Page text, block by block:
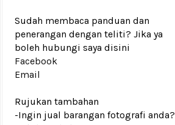
Sudah membaca panduan dan
penerangan dengan teliti? Jika ya
boleh hubungi saya disini
Facebook
Email
Rujukan tambahan
-Ingin jual barangan fotografi anda?